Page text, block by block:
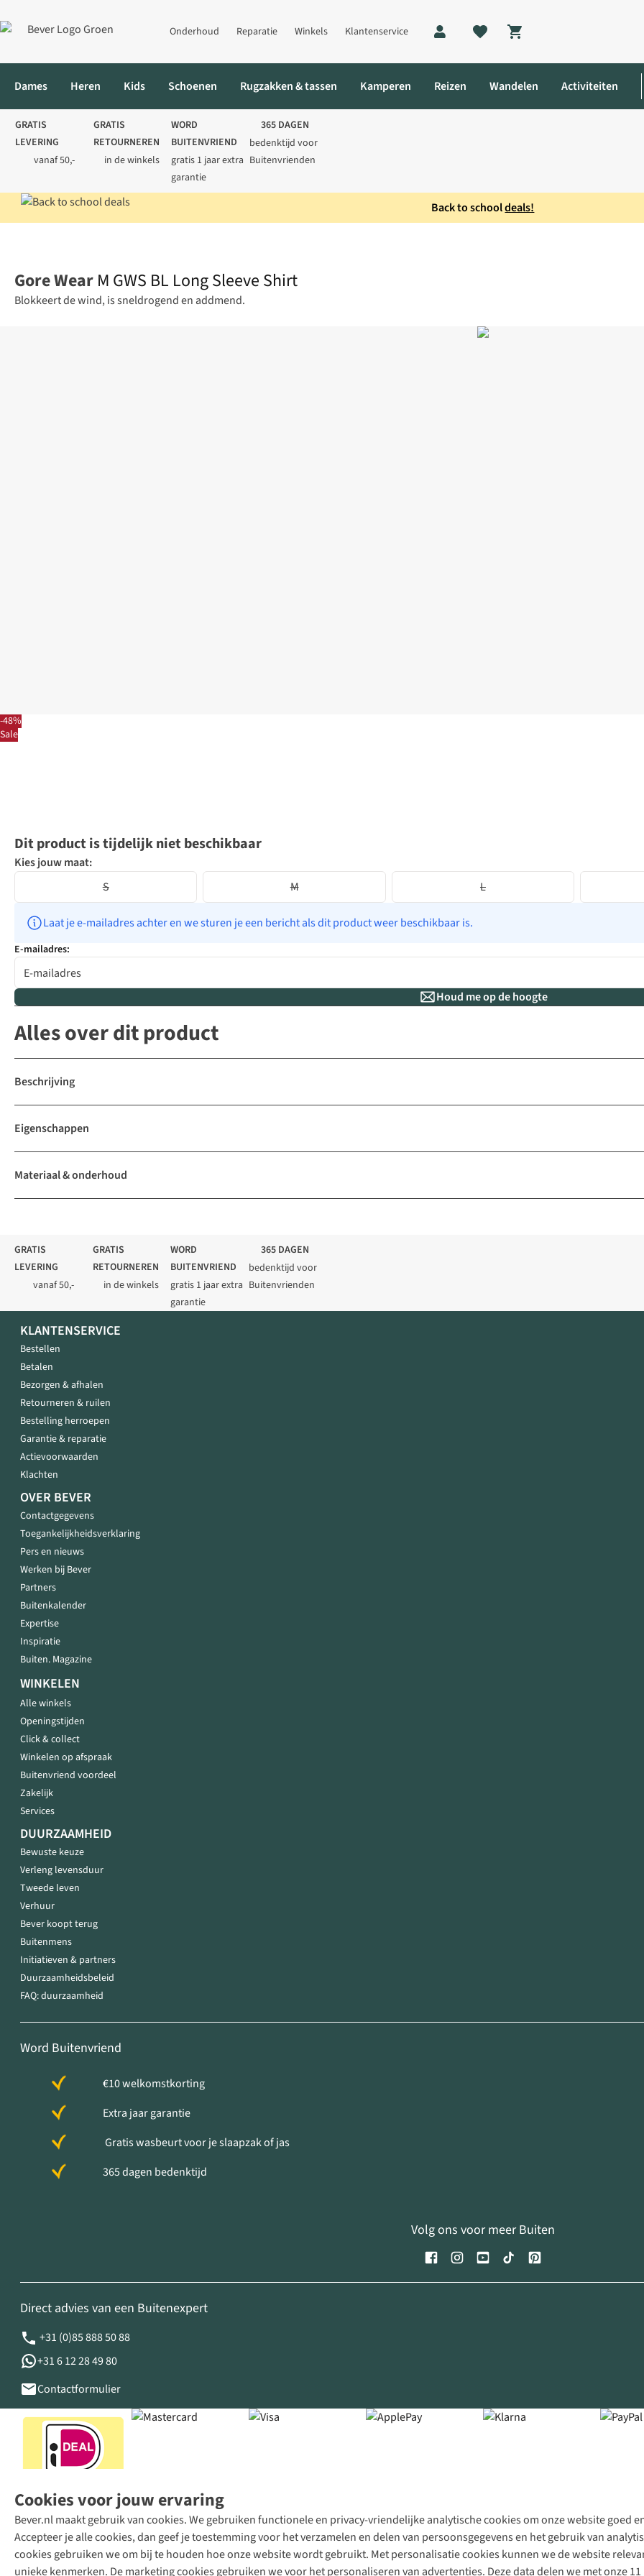
Onderhoud Reparatie Winkels Klantenservice
Shopping cart
Dames Heren Kids Schoenen Rugzakken & tassen Kamperen Reizen Wandelen Activiteiten
GRATIS
LEVERING
vanaf 50,-
GRATIS
RETOURNEREN
in de winkels
WORD
BUITENVRIEND
gratis 1 jaar extra
garantie
365 DAGEN
bedenktijd voor
Buitenvrienden
Back to schooldeals!
-48%
Sale
Gore Wear M GWS BL Long Sleeve Shirt
Blokkeert de wind, is sneldrogend en addmend.
Dit product is tijdelijk niet beschikbaar
Kies jouw maat:
S
M L
Laat je e-mailadres achter en we sturen je een bericht als dit product weer beschikbaar is.
E-mailadres:
Houd me op de hoogte
Alles over dit product
Beschrijving
Eigenschappen
Materiaal & onderhoud
Cookies voor jouw ervaring
Bever.nl maakt gebruik van cookies. We gebruiken functionele en privacy-vriendelijke analytische cookies om onze website goed
Accepteer je alle cookies, dan geef je toestemming voor het verzamelen en delen van persoonsgegevens en het gebruik van
cookies gebruiken we om bij te houden hoe onze website wordt gebruikt. Met personalisatie cookies kunnen we de website
unieke kenmerken. De marketing cookies gebruiken we voor het personaliseren van advertenties. Deze data delen we met onze
GRATIS
LEVERING
vanaf 50,-
GRATIS
RETOURNEREN
in de winkels
WORD
BUITENVRIEND
gratis 1 jaar extra
garantie
365 DAGEN
bedenktijd voor
Buitenvrienden
KLANTENSERVICE
Bestellen
Betalen
Bezorgen & afhalen
Retourneren & ruilen
Bestelling herroepen
Garantie & reparatie
Actievoorwaarden
Klachten
OVER BEVER
Contactgegevens
Toegankelijkheidsverklaring
Pers en nieuws
Werken bij Bever
Partners
Buitenkalender
Expertise
Inspiratie
Buiten. Magazine
WINKELEN
Alle winkels
Openingstijden
Click & collect
Winkelen op afspraak
Buitenvriend voordeel
Zakelijk
Services
DUURZAAMHEID
Bewuste keuze
Verleng levensduur
Tweede leven
Verhuur
Bever koopt terug
Buitenmens
Initiatieven & partners
Duurzaamheidsbeleid
FAQ: duurzaamheid
Word Buitenvriend
€10 welkomstkorting
Extra jaar garantie
Gratis wasbeurt voor je slaapzak of jas
365 dagen bedenktijd
Volg ons voor meer Buiten
Direct advies van een Buitenexpert
+31 (0)85 888 50 88
+31 6 12 28 49 80
Contactformulier